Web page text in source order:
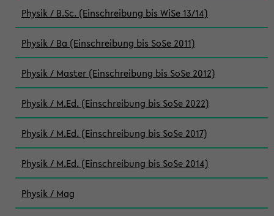
Physik / B.Sc. (Einschreibung bis WiSe 13/14)
Physik / Ba (Einschreibung bis SoSe 2011)
Physik / Master (Einschreibung bis SoSe 2012)
Physik / M.Ed. (Einschreibung bis SoSe 2022)
Physik / M.Ed. (Einschreibung bis SoSe 2017)
Physik / M.Ed. (Einschreibung bis SoSe 2014)
Physik / Mag